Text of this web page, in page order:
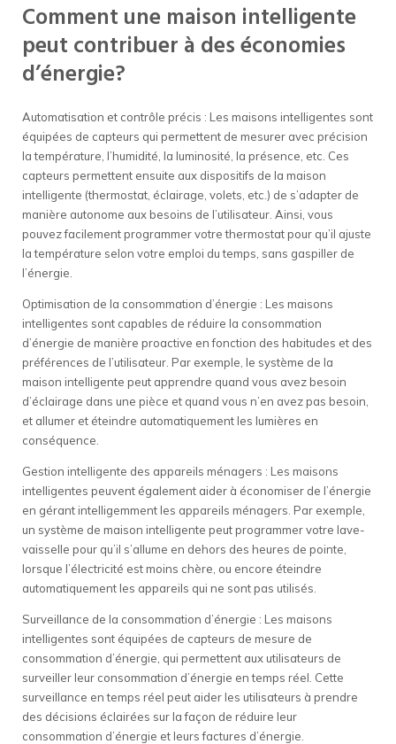
Comment une maison intelligente
peut contribuer à des économies
d’énergie?
Automatisation et contrôle précis : Les maisons intelligentes sont
équipées de capteurs qui permettent de mesurer avec précision
la température, l’humidité, la luminosité, la présence, etc. Ces
capteurs permettent ensuite aux dispositifs de la maison
intelligente (thermostat, éclairage, volets, etc.) de s’adapter de
manière autonome aux besoins de l’utilisateur. Ainsi, vous
pouvez facilement programmer votre thermostat pour qu’il ajuste
la température selon votre emploi du temps, sans gaspiller de
l’énergie.
Optimisation de la consommation d’énergie : Les maisons
intelligentes sont capables de réduire la consommation
d’énergie de manière proactive en fonction des habitudes et des
préférences de l’utilisateur. Par exemple, le système de la
maison intelligente peut apprendre quand vous avez besoin
d’éclairage dans une pièce et quand vous n’en avez pas besoin,
et allumer et éteindre automatiquement les lumières en
conséquence.
Gestion intelligente des appareils ménagers : Les maisons
intelligentes peuvent également aider à économiser de l’énergie
en gérant intelligemment les appareils ménagers. Par exemple,
un système de maison intelligente peut programmer votre lave-
vaisselle pour qu’il s’allume en dehors des heures de pointe,
lorsque l’électricité est moins chère, ou encore éteindre
automatiquement les appareils qui ne sont pas utilisés.
Surveillance de la consommation d’énergie : Les maisons
intelligentes sont équipées de capteurs de mesure de
consommation d’énergie, qui permettent aux utilisateurs de
surveiller leur consommation d’énergie en temps réel. Cette
surveillance en temps réel peut aider les utilisateurs à prendre
des décisions éclairées sur la façon de réduire leur
consommation d’énergie et leurs factures d’énergie.